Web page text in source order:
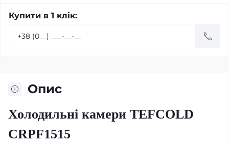
Купити в 1 клік:
Опис
Холодильні камери TEFCOLD
CRPF1515